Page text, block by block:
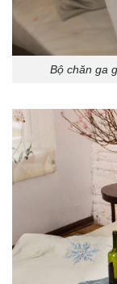
Bộ chăn ga